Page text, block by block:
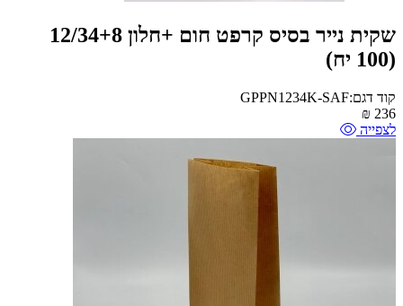
שקית נייר בסיס קרפט חום +חלון 12/34+8
(100 יח)
קוד דגם:GPPN1234K-SAF
236
₪
לצפייה